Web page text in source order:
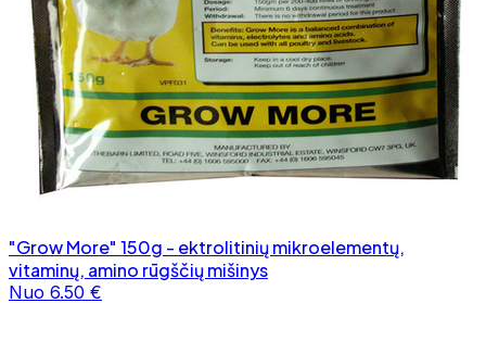
"Grow More" 150g - ektrolitinių mikroelementų,
vitaminų, amino rūgščių mišinys
Nuo 6.50 €